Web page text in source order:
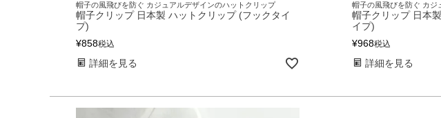
帽子の風飛びを防ぐ カジュアルデザインのハットクリップ
帽子クリップ 日本製 ハットクリップ (フックタイ
プ)
¥858税込
詳細を見る
帽子の風飛びを防ぐ カジ
帽子クリップ 日本
イプ)
¥968税込
詳細を見る